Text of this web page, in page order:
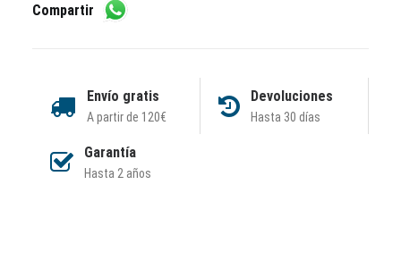
Compartir
Envío gratis
A partir de 120€
Devoluciones
Hasta 30 días
Garantía
Hasta 2 años